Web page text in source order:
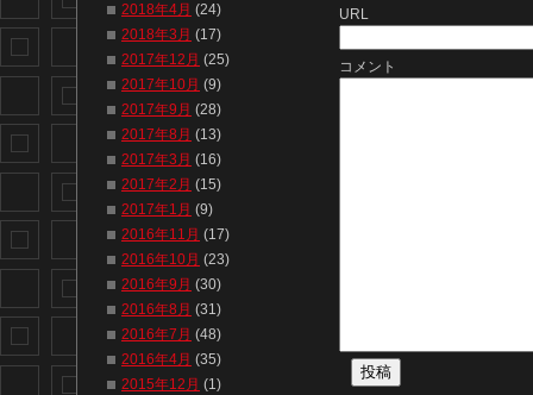
URL
コメント
2018年4月 (24)
2018年3月 (17)
2017年12月 (25)
2017年10月 (9)
2017年9月 (28)
2017年8月 (13)
2017年3月 (16)
2017年2月 (15)
2017年1月 (9)
2016年11月 (17)
2016年10月 (23)
2016年9月 (30)
2016年8月 (31)
2016年7月 (48)
2016年4月 (35)
2015年12月 (1)